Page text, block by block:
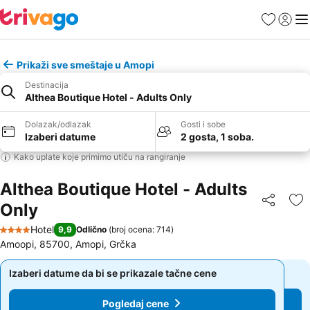
FavoritiPrijavi
Prikaži sve smeštaje u Amopi
Destinacija
Althea Boutique Hotel - Adults Only
Dolazak/odlazak
Izaberi datume
Gosti i sobe
2 gosta, 1 soba.
Kako uplate koje primimo utiču na rangiranje
Althea Boutique Hotel - Adults
Only
Deli
4 Zvezdice
Hotel 9,9 Odlično (broj ocena: 714)
Amoopi, 85700, Amopi, Grčka
Izaberi datume da bi se prikazale tačne cene
Pogledaj cene
Izaberi datume da bi se prikazale tačne cene
Pogledaj cene